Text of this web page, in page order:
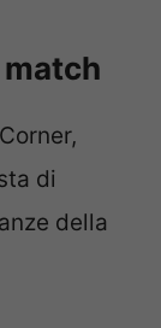
match
di
della